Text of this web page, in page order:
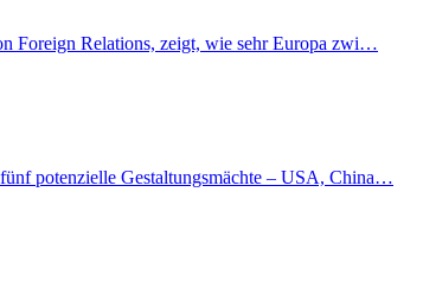
Foreign Relations, zeigt, wie sehr Europa zwi…
potenzielle Gestaltungsmächte – USA, China…